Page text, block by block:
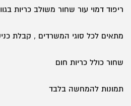
ריפוד דמוי עור שחור משולב כריות
מתאים לכל סוגי המשרדים , קבלת
שחור כולל כריות חום
תמונות להמחשה בלבד